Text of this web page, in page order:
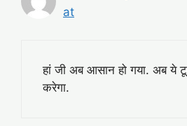
at
हां जी अब आसान हो गया. अब ये
करेगा.